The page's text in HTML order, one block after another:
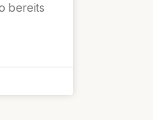
bereits